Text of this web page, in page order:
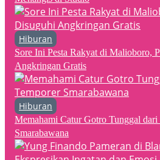
Hiburan
Sore Ini Pesta Rakyat di Malioboro,
Angkringan Gratis
Hiburan
Memahami Catur Gotro Tunggal dari
Smarabawana